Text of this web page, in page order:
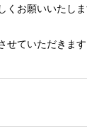
お願いいたしま
ていただきます